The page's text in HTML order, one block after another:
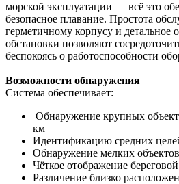
морской эксплуатации — всё это
безопасное плавание. Простота
герметичному корпусу и детальное
обстановки позволяют
беспокоясь о работоспособности
Возможности обнаружения
Система обеспечивает:
Обнаружение крупных
км
Идентификацию средних
Обнаружение мелких
Чёткое отображение
Различение близко